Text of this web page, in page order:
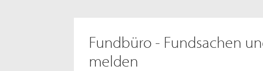
Fundbüro - Fundsachen
melden